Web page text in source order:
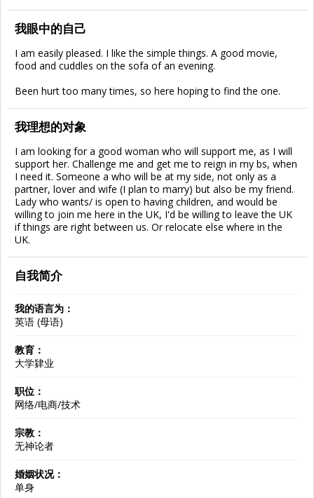
我眼中的自己
I am easily pleased. I like the simple things. A good movie,
food and cuddles on the sofa of an evening.
Been hurt too many times, so here hoping to find the one.
我理想的对象
I am looking for a good woman who will support me, as I will
support her. Challenge me and get me to reign in my bs, when
I need it. Someone a who will be at my side, not only as a
partner, lover and wife (I plan to marry) but also be my friend.
Lady who wants/ is open to having children, and would be
willing to join me here in the UK, I'd be willing to leave the UK
if things are right between us. Or relocate else where in the
UK.
自我简介
我的语言为：
英语 (母语)
教育：
大学肄业
职位：
网络/电商/技术
宗教：
无神论者
婚姻状况：
单身